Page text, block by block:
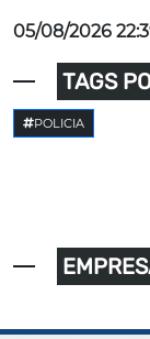
05/08/2026
TAGS
POLICIA